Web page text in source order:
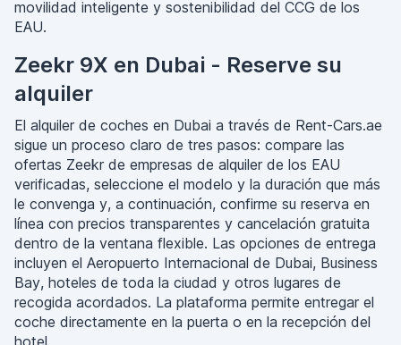
movilidad inteligente y sostenibilidad del CCG de los
EAU.
Zeekr 9X en Dubai - Reserve su
alquiler
El alquiler de coches en Dubai a través de Rent-Cars.ae
sigue un proceso claro de tres pasos: compare las
ofertas Zeekr de empresas de alquiler de los EAU
verificadas, seleccione el modelo y la duración que más
le convenga y, a continuación, confirme su reserva en
línea con precios transparentes y cancelación gratuita
dentro de la ventana flexible. Las opciones de entrega
incluyen el Aeropuerto Internacional de Dubai, Business
Bay, hoteles de toda la ciudad y otros lugares de
recogida acordados. La plataforma permite entregar el
coche directamente en la puerta o en la recepción del
hotel.